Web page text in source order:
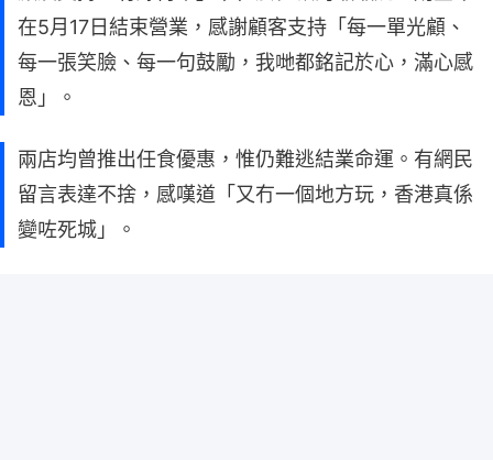
在5月17日結束營業，感謝顧客支持「每一單光顧、
每一張笑臉、每一句鼓勵，我哋都銘記於心，滿心感
恩」。
兩店均曾推出任食優惠，惟仍難逃結業命運。有網民
留言表達不捨，感嘆道「又冇一個地方玩，香港真係
變咗死城」。